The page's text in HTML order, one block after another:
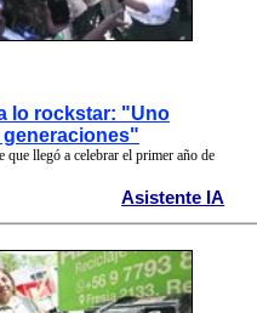
lo rockstar: "Uno
llegó a celebrar el primer año de
Asistente IA